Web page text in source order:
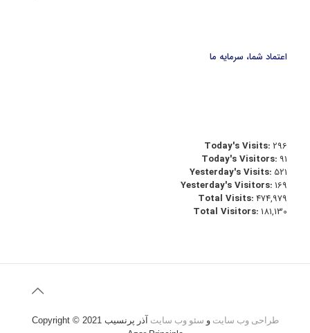
اعتماد شما، سرمایه ما
Today's Visits:296
Today's Visitors: 91
Yesterday's Visits: 521
Yesterday's Visitors:169
Total Visits:474,979
Total Visitors:181,130
طراحی وب سایت و سئو وب سایت آذر پرنسیب Copyright © 2021